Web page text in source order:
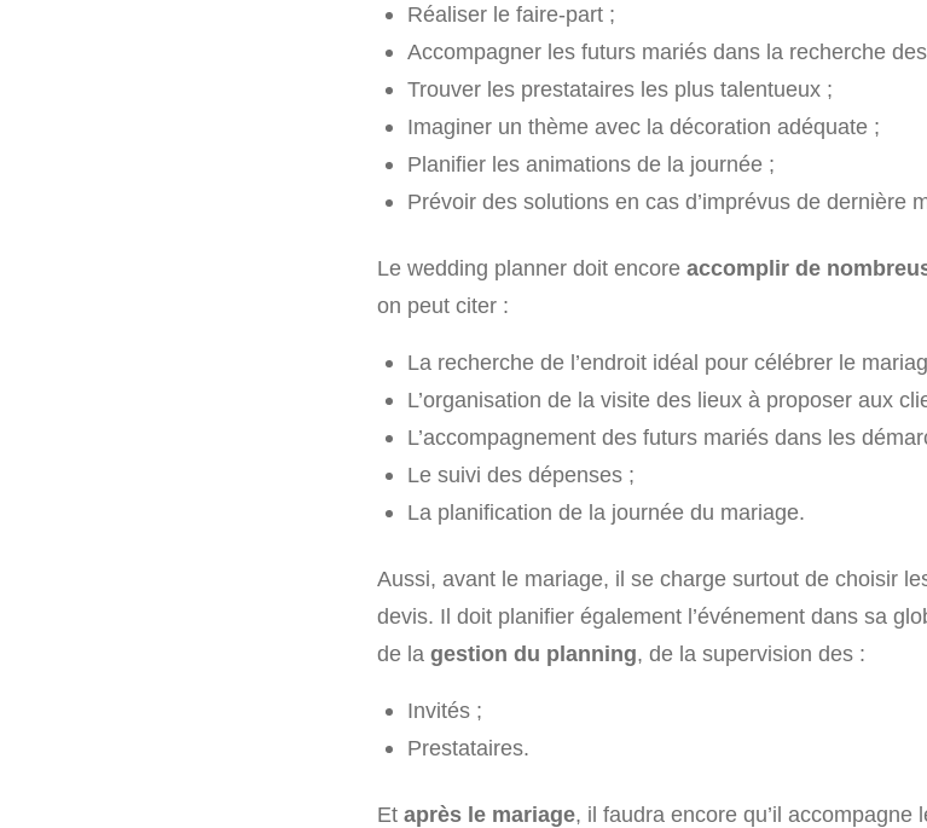
Réaliser le faire-part ;
Accompagner les futurs mariés dans la recherche
Trouver les prestataires les plus talentueux ;
Imaginer un thème avec la décoration adéquate ;
Planifier les animations de la journée ;
Prévoir des solutions en cas d’imprévus de dernière
Le wedding planner doit encore accomplir de
on peut citer :
La recherche de l’endroit idéal pour célébrer le
L’organisation de la visite des lieux à proposer aux
L’accompagnement des futurs mariés dans les
Le suivi des dépenses ;
La planification de la journée du mariage.
Aussi, avant le mariage, il se charge surtout de choisir
devis. Il doit planifier également l’événement dans sa
de la gestion du planning, de la supervision des :
Invités ;
Prestataires.
Et après le mariage, il faudra encore qu’il